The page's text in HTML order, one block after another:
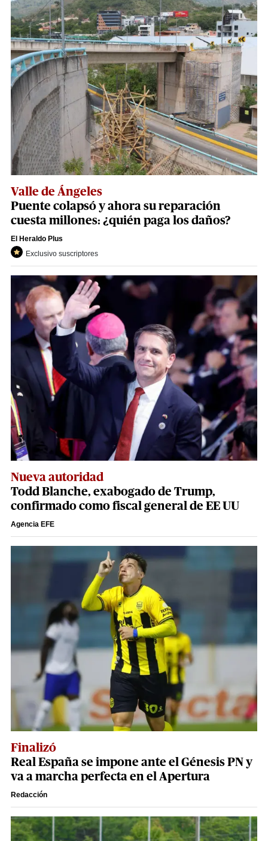
Valle de Ángeles
Puente colapsó y ahora su reparación
cuesta millones: ¿quién paga los daños?
El Heraldo Plus
Exclusivo suscriptores
Nueva autoridad
Todd Blanche, exabogado de Trump,
confirmado como fiscal general de EE UU
Agencia EFE
Finalizó
Real España se impone ante el Génesis PN y
va a marcha perfecta en el Apertura
Redacción